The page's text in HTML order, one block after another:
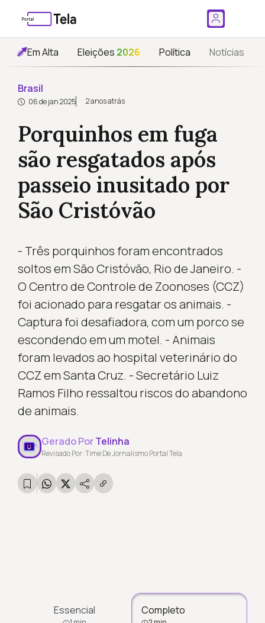
Em Alta Eleições 2026 Política Notícias
Brasil
06 de jan 2025 2 anos atrás
Porquinhos em fuga
são resgatados após
passeio inusitado por
São Cristóvão
- Três porquinhos foram encontrados
soltos em São Cristóvão, Rio de Janeiro. -
O Centro de Controle de Zoonoses (CCZ)
foi acionado para resgatar os animais. -
Captura foi desafiadora, com um porco se
escondendo em um motel. - Animais
foram levados ao hospital veterinário do
CCZ em Santa Cruz. - Secretário Luiz
Ramos Filho ressaltou riscos do abandono
de animais.
Gerado PorTelinha
Revisado Por: Time De Jornalismo Portal Tela
Essencial Completo